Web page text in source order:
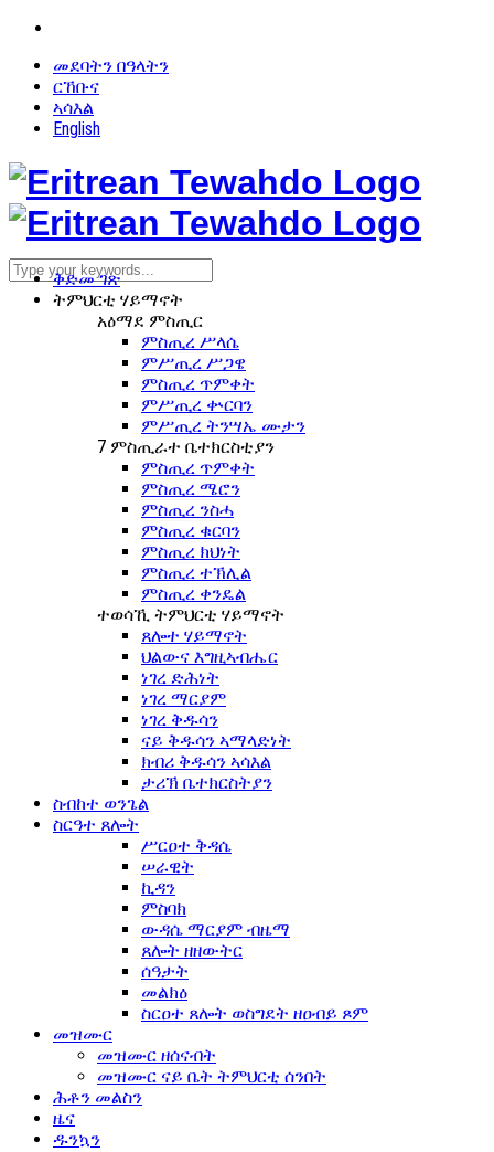
መደባትን በዓላትን
ርኸቡና
ኣሳእል
English
ቅድመ ገጽ
ትምህርቲ ሃይማኖት
አዕማደ ምስጢር
ምስጢረ ሥላሴ
ምሥጢረ ሥጋዌ
ምስጢረ ጥምቀት
ምሥጢረ ቍርባን
ምሥጢረ ትንሣኤ ሙታን
7 ምስጢራተ ቤተክርስቲያን
ምስጢረ ጥምቀት
ምስጢረ ሜሮን
ምስጢረ ንስሓ
ምስጢረ ቁርባን
ምስጢረ ክህነት
ምስጢረ ተኽሊል
ምስጢረ ቀንዴል
ተወሳኺ ትምህርቲ ሃይማኖት
ጸሎተ ሃይማኖት
ህልውና እግዚኣብሔር
ነገረ ድሕነት
ነገረ ማርያም
ነገረ ቅዱሳን
ናይ ቅዱሳን ኣማላድነት
ክብሪ ቅዱሳን ኣሳእል
ታሪኽ ቤተክርስትያን
ስብከተ ወንጌል
ስርዓተ ጸሎት
ሥርዐተ ቅዳሴ
ሠራዊት
ኪዳን
ምስባክ
ውዳሴ ማርያም ብዜማ
ጸሎት ዘዘውትር
ሰዓታት
መልክዕ
ስርዐተ ጸሎት ወስግደት ዘዐብይ ጾም
መዝሙር
መዝሙር ዘሰናብት
መዝሙር ናይ ቤት ትምህርቲ ሰንበት
ሕቶን መልስን
ዜና
ዱንኳን